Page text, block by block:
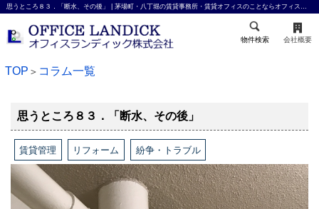
思うところ８３．「断水、その後」 | 茅場町・八丁堀の賃貸事務所・賃貸オフィスのことならオフィスランディック株式会社
物件検索 会社概要
TOP ＞ コラム一覧
思うところ８３．「断水、その後」
賃貸管理 リフォーム 紛争・トラブル